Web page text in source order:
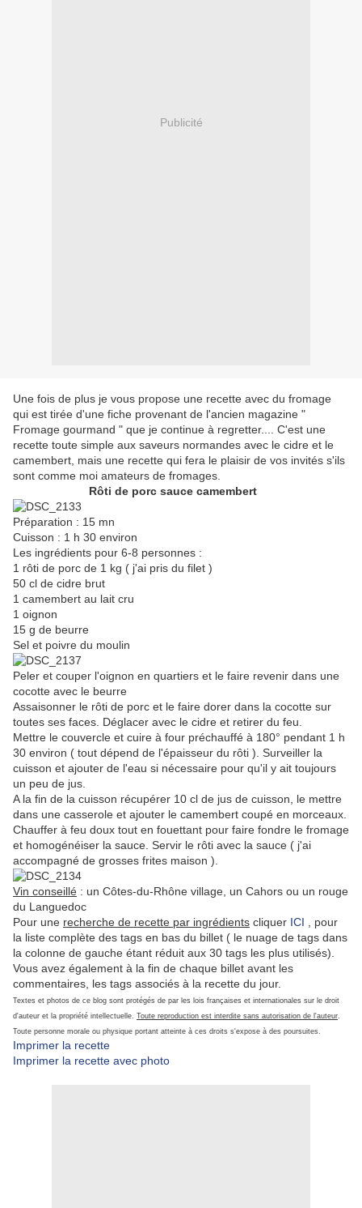
Publicité
Une fois de plus je vous propose une recette avec du fromage
qui est tirée d'une fiche provenant de l'ancien magazine "
Fromage gourmand " que je continue à regretter.... C'est une
recette toute simple aux saveurs normandes avec le cidre et le
camembert, mais une recette qui fera le plaisir de vos invités s'ils
sont comme moi amateurs de fromages.
Rôti de porc sauce camembert
Préparation : 15 mn
Cuisson : 1 h 30 environ
Les ingrédients pour 6-8 personnes :
1 rôti de porc de 1 kg ( j'ai pris du filet )
50 cl de cidre brut
1 camembert au lait cru
1 oignon
15 g de beurre
Sel et poivre du moulin
Peler et couper l'oignon en quartiers et le faire revenir dans une
cocotte avec le beurre
Assaisonner le rôti de porc et le faire dorer dans la cocotte sur
toutes ses faces. Déglacer avec le cidre et retirer du feu.
Mettre le couvercle et cuire à four préchauffé à 180° pendant 1 h
30 environ ( tout dépend de l'épaisseur du rôti ). Surveiller la
cuisson et ajouter de l'eau si nécessaire pour qu'il y ait toujours
un peu de jus.
A la fin de la cuisson récupérer 10 cl de jus de cuisson, le mettre
dans une casserole et ajouter le camembert coupé en morceaux.
Chauffer à feu doux tout en fouettant pour faire fondre le fromage
et homogénéiser la sauce. Servir le rôti avec la sauce ( j'ai
accompagné de grosses frites maison ).
Vin conseillé : un Côtes-du-Rhône village, un Cahors ou un rouge
du Languedoc
Pour une recherche de recette par ingrédients cliquer ICI , pour
la liste complète des tags en bas du billet ( le nuage de tags dans
la colonne de gauche étant réduit aux 30 tags les plus utilisés).
Vous avez également à la fin de chaque billet avant les
commentaires, les tags associés à la recette du jour.
Textes et photos de ce blog sont protégés de par les lois françaises et internationales sur le droit
d'auteur et la propriété intellectuelle. Toute reproduction est interdite sans autorisation de l'auteur.
Toute personne morale ou physique portant atteinte à ces droits s'expose à des poursuites.
Imprimer la recette
Imprimer la recette avec photo